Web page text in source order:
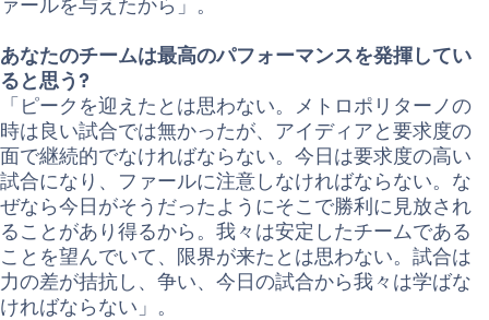
ァールを与えたから」。
あなたのチームは最高のパフォーマンスを発揮してい
ると思う?
「ピークを迎えたとは思わない。メトロポリターノの
時は良い試合では無かったが、アイディアと要求度の
面で継続的でなければならない。今日は要求度の高い
試合になり、ファールに注意しなければならない。な
ぜなら今日がそうだったようにそこで勝利に見放され
ることがあり得るから。我々は安定したチームである
ことを望んでいて、限界が来たとは思わない。試合は
力の差が拮抗し、争い、今日の試合から我々は学ばな
ければならない」。